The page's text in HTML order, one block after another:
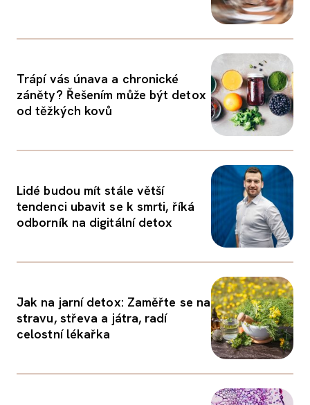
Trápí vás únava a chronické
záněty? Řešením může být detox
od těžkých kovů
Lidé budou mít stále větší
tendenci ubavit se k smrti, říká
odborník na digitální detox
Jak na jarní detox: Zaměřte se na
stravu, střeva a játra, radí
celostní lékařka